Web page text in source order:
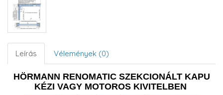
Leírás Vélemények (0)
HÖRMANN RENOMATIC SZEKCIONÁLT KAPU
KÉZI VAGY MOTOROS KIVITELBEN